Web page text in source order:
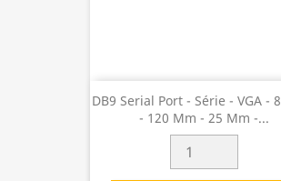
DB9 Serial Port - Série - VGA -
- 120 Mm - 25 Mm -...